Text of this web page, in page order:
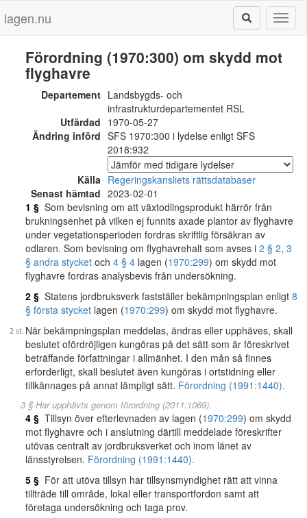
lagen.nu
Förordning (1970:300) om skydd mot
flyghavre
Departement Landsbygds- och
infrastrukturdepartementet RSL
Utfärdad 1970-05-27
Ändring införd SFS 1970:300 i lydelse enligt SFS
2018:932
Källa Regeringskansliets rättsdatabaser
Senast hämtad 2023-02-01
1 § Som bevisning om att växtodlingsprodukt härrör från
brukningsenhet på vilken ej funnits axade plantor av flyghavre
under vegetationsperioden fordras skriftlig försäkran av
odlaren. Som bevisning om flyghavrehalt som avses i 2 § 2, 3
§ andra stycket och 4 § 4 lagen (1970:299) om skydd mot
flyghavre fordras analysbevis från undersökning.
2 § Statens jordbruksverk fastställer bekämpningsplan enligt 8
§ första stycket lagen (1970:299) om skydd mot flyghavre.
När bekämpningsplan meddelas, ändras eller upphäves, skall
beslutet ofördröjligen kungöras på det sätt som är föreskrivet
beträffande författningar i allmänhet. I den mån så finnes
erforderligt, skall beslutet även kungöras i ortstidning eller
tillkännages på annat lämpligt sätt. Förordning (1991:1440).
3 § Har upphävts genom förordning (2011:1069).
4 § Tillsyn över efterlevnaden av lagen (1970:299) om skydd
mot flyghavre och i anslutning därtill meddelade föreskrifter
utövas centralt av jordbruksverket och inom länet av
länsstyrelsen. Förordning (1991:1440).
5 § För att utöva tillsyn har tillsynsmyndighet rätt att vinna
tillträde till område, lokal eller transportfordon samt att
företaga undersökning och taga prov.